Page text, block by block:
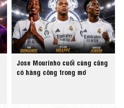
Jose Mourinho cuối cùng cũng
có hàng công trong mơ